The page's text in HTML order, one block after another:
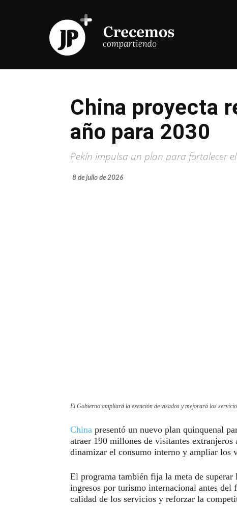
China proyecta
año para 2030
Pekín impulsa un plan para fortalecer
8 de julio de 2026
El Gobierno ampliará la exención de visados y mejorará los
China presentó un nuevo plan quinquenal
atraer 190 millones de visitantes extranjeros
dinamizar el consumo interno y ampliar los
El programa también fija la meta de
ingresos por turismo internacional antes del
calidad de los servicios y reforzar la